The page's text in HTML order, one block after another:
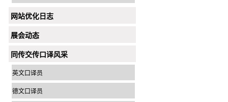
网站优化日志
展会动态
同传交传口译风采
英文口译员
德文口译员